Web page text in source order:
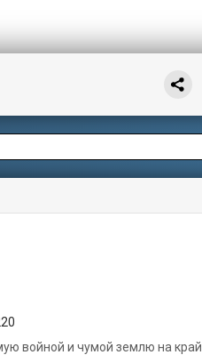
войной и чумой землю на край